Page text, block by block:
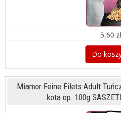
5,60 zł
Do
Miamor Feine Filets Adult
kota op. 100g